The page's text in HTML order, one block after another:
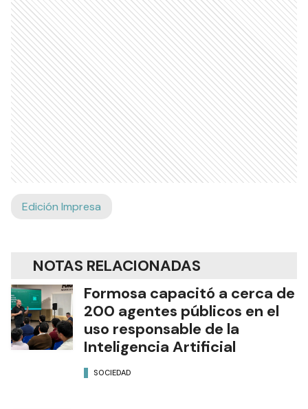
Edición Impresa
NOTAS RELACIONADAS
Formosa capacitó a cerca de
200 agentes públicos en el
uso responsable de la
Inteligencia Artificial
SOCIEDAD